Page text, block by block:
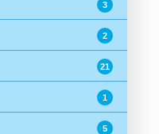
3
2
21
1
5